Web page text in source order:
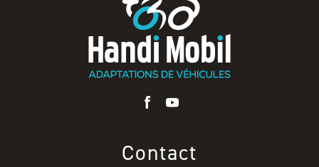
Contact